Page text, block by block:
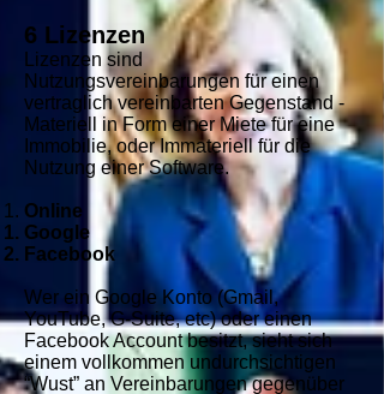
6 Lizenzen
Lizenzen sind
Nutzungsvereinbarungen für einen
vertraglich vereinbarten Gegenstand -
Materiell in Form einer Miete für eine
Immobilie, oder Immateriell für die
Nutzung einer Software.
Online
Google
Facebook
Wer ein Google Konto (Gmail,
YouTube, G-Suite, etc) oder einen
Facebook Account besitzt, sieht sich
einem vollkommen undurchsichtigen
“Wust” an Vereinbarungen gegenüber